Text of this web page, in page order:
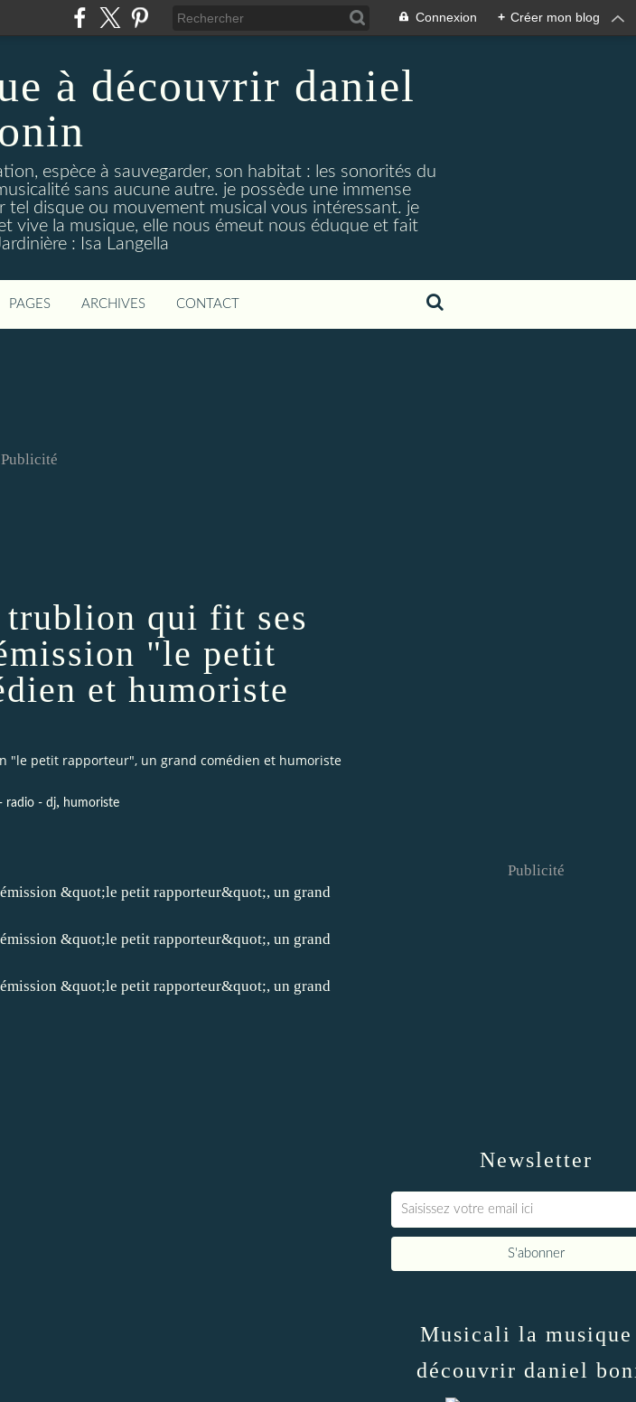
Connexion + Créer mon blog
à découvrir daniel
espèce à sauvegarder, son habitat : les sonorités du
sans aucune autre. je possède une immense
disque ou mouvement musical vous intéressant. je
vive la musique, elle nous émeut nous éduque et fait
: Isa Langella
PAGES ARCHIVES CONTACT
Publicité
qui fit ses
"le petit
et humoriste
"le petit rapporteur", un grand comédien et humoriste
radio - dj, humoriste
Newsletter
Publicité
Musicali la musique
découvrir daniel